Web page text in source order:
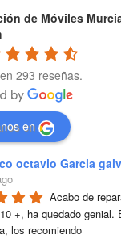
de Móviles
293 reseñas.
en
octavio Garcia
Acabo de
+, ha quedado genial.
los recomiendo